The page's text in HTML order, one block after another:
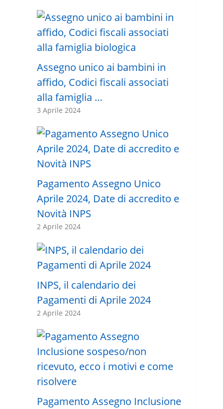
Assegno unico ai bambini in
affido, Codici fiscali associati
alla famiglia …
3 Aprile 2024
Pagamento Assegno Unico
Aprile 2024, Date di accredito e
Novità INPS
2 Aprile 2024
INPS, il calendario dei
Pagamenti di Aprile 2024
2 Aprile 2024
Pagamento Assegno Inclusione